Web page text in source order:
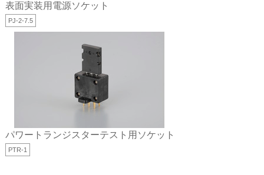
表面実装用電源ソケット
PJ-2-7.5
パワートランジスターテスト用ソケット
PTR-1